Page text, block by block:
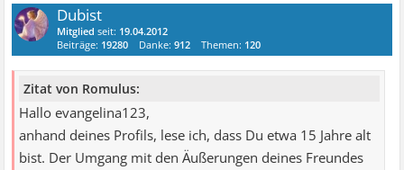
Dubist
Mitglied seit: 19.04.2012
Beiträge: 19280 Danke:912 Themen: 120
Zitat von Romulus:
Hallo evangelina123,
anhand deines Profils, lese ich, dass Du etwa 15 Jahre alt
bist. Der Umgang mit den Äußerungen deines Freundes